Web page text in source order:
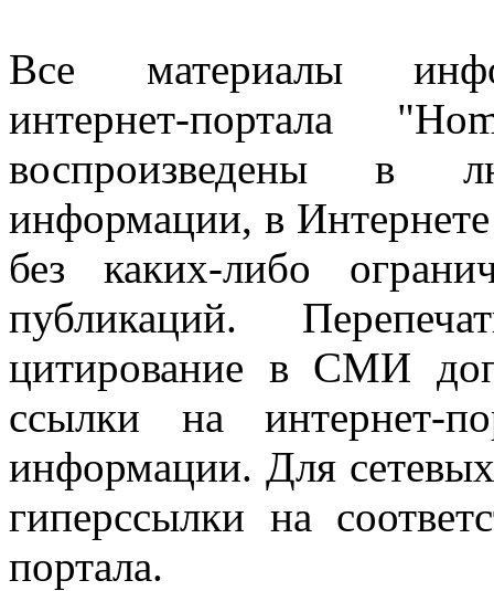
Все материалы
интернет-портала
воспроизведены в
информации, в
без каких-либо
публикаций.
цитирование в СМИ
ссылки на интернет-
информации. Для
гиперссылки на
портала.